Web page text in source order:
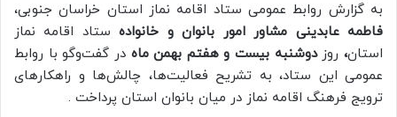
به گزارش روابط عمومی ستاد اقامه نماز استان خراسان جنوبی،
فاطمه عابدینی مشاور امور بانوان و خانواده ستاد اقامه نماز
استان،روزدوشنبه بیست و هفتم بهمن ماه در گفت‌وگو با روابط
عمومی این ستاد، به تشریح فعالیت‌ها، چالش‌ها و راهکارهای
ترویج فرهنگ اقامه نماز در میان بانوان استان پرداخت .